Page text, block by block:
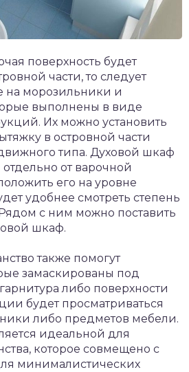
поверхность будет
части, то следует
на морозильники и
выполнены в виде
Их можно установить
в островной части
типа. Духовой шкаф
от варочной
его на уровне
удобнее смотреть степень
с ним можно поставить
шкаф.
также помогут
замаскированы под
либо поверхности
будет просматриваться
либо предметов мебели.
идеальной для
которое совмещено с
минималистических